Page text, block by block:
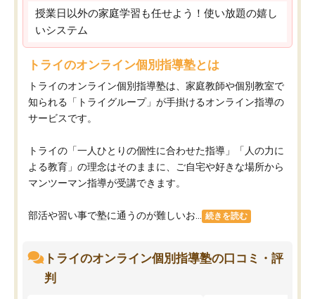
授業日以外の家庭学習も任せよう！使い放題の嬉し
いシステム
トライのオンライン個別指導塾とは
トライのオンライン個別指導塾は、家庭教師や個別教室で
知られる「トライグループ」が手掛けるオンライン指導の
サービスです。
トライの「一人ひとりの個性に合わせた指導」「人の力に
よる教育」の理念はそのままに、ご自宅や好きな場所から
マンツーマン指導が受講できます。
部活や習い事で塾に通うのが難しいお... 続きを読む
トライのオンライン個別指導塾の口コミ・評
判